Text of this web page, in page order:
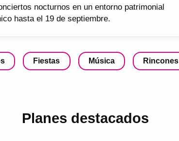
nocturnos en un entorno patrimonial
hasta el 19 de septiembre.
Fiestas Música Rincones
Planes destacados